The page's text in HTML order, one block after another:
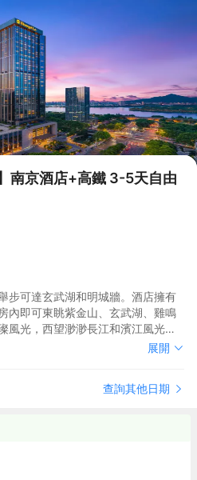
南京酒店+高鐵 3-5天自由
步可達玄武湖和明城牆。酒店擁有
內即可東眺紫金山、玄武湖、雞鳴
風光，西望渺渺長江和濱江風光
眼底。四個餐飲營業點各具特色，
定製套餐和餐酒茶服務。
步可達玄武湖和明城牆。酒店擁有
底。四個餐飲營業點各具特色，
酒店42樓的江南灶升級版餐廳“江南
展開
查詢其他日期